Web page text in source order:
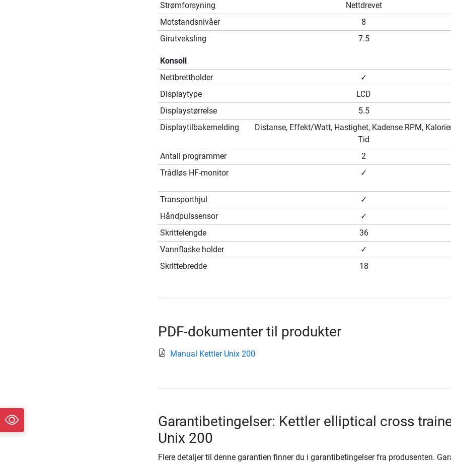
Strømforsyning
Nettdrevet
Motstandsnivåer
8
Girutveksling
7.5
Konsoll
Nettbrettholder
✓
Displaytype
LCD
Displaystørrelse
5.5
Displaytilbakemelding
Distanse, Effekt/Watt, Hastighet, Kadense RPM,
Tid
Antall programmer
2
Trådløs HF-monitor
✓
Transporthjul
✓
Håndpulssensor
✓
Skrittelengde
36
Vannflaske holder
✓
Skrittebredde
18
PDF-dokumenter til produkter
Manual Kettler Unix 200
Garantibetingelser: Kettler elliptical cross
Unix 200
Flere detaljer til denne garantien finner du i garantibetingelser fra produsenten.